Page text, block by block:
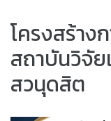
โครงสร้าง
สถาบันวิจั
สวนุดสิต